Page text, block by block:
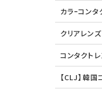
カラｰコンタ
クリアレンズ
コンタクト
【CLJ】韓国